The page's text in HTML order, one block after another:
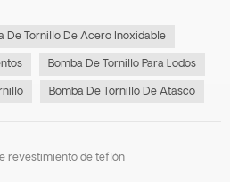
De Tornillo De Acero Inoxidable
Bomba De Tornillo Para Lodos
Bomba De Tornillo De Atasco
revestimiento de teflón